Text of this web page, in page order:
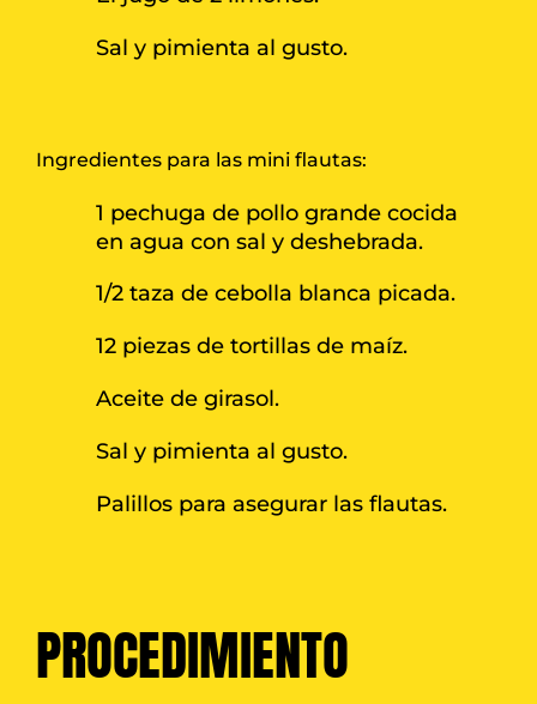
PROCEDIMIENTO
Sal y pimienta al gusto.
Ingredientes para las mini flautas:
1 pechuga de pollo grande cocida
en agua con sal y deshebrada.
1/2 taza de cebolla blanca picada.
12 piezas de tortillas de maíz.
Aceite de girasol.
Sal y pimienta al gusto.
Palillos para asegurar las flautas.